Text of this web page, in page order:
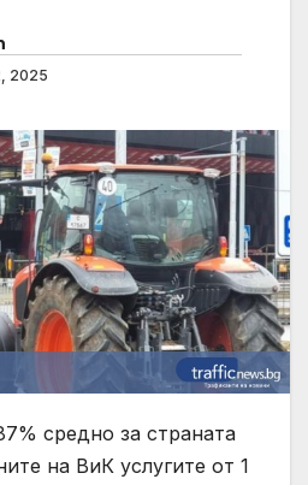
2025
средно за страната
на ВиК услугите от 1